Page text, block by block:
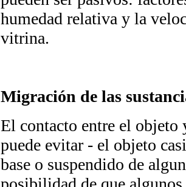
humedad relativa y la
vitrina.
Migración de las
El contacto entre el objeto
puede evitar - el objeto
base o suspendido de